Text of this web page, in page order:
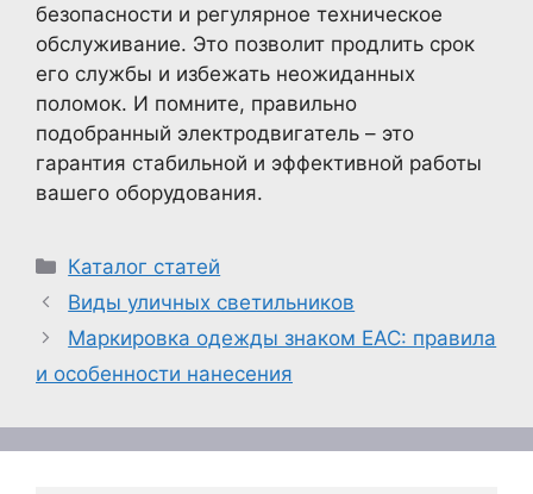
безопасности и регулярное техническое
обслуживание. Это позволит продлить срок
его службы и избежать неожиданных
поломок. И помните, правильно
подобранный электродвигатель – это
гарантия стабильной и эффективной работы
вашего оборудования.
Рубрики
Каталог статей
Виды уличных светильников
Маркировка одежды знаком ЕАС: правила
и особенности нанесения